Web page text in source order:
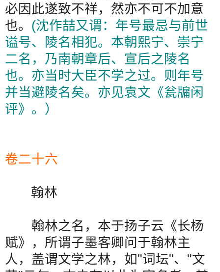
必因此遂致不祥，然亦不可不加意
也。 (沈作喆又谓：年号最忌与前世
谥号、陵名相犯。本朝熙宁、崇宁
二名，乃南朝章后、宣后之陵名
也。亦当时大臣不学之过。则年号
并当避陵名矣。亦见袁文《瓮牖闲
评》。）
卷二十六
翰林
翰林之名，本于扬子云《长杨
赋》，所谓子墨客卿问于翰林主
人，盖谓文学之林，如"词坛"、 "文